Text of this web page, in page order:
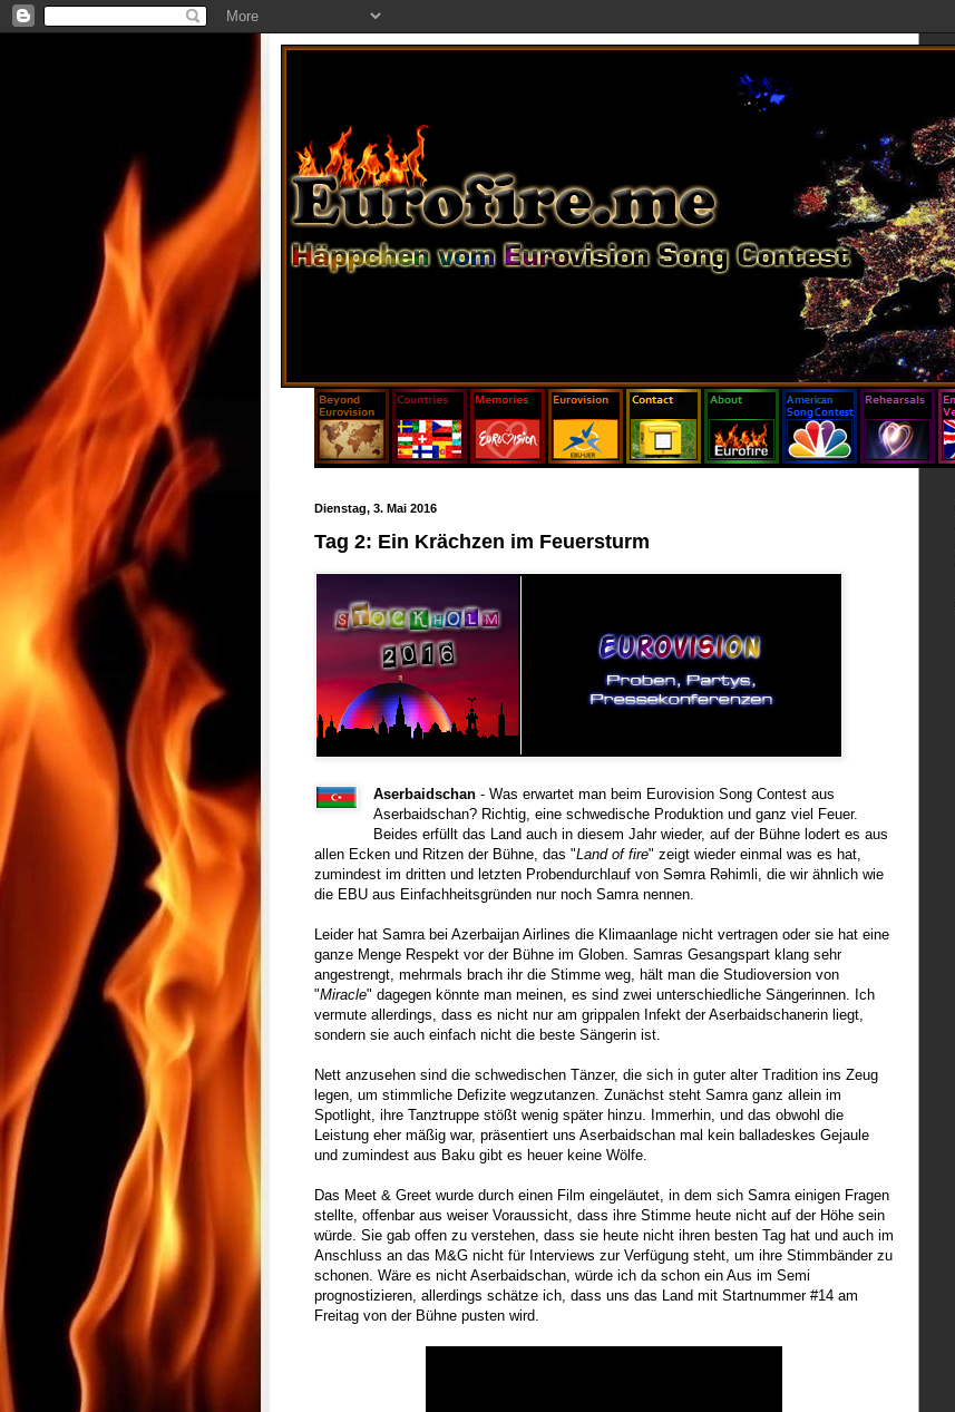
Dienstag, 3. Mai 2016
Tag 2: Ein Krächzen im Feuersturm
Aserbaidschan- Was erwartet man beim Eurovision Song Contest aus
Aserbaidschan? Richtig, eine schwedische Produktion und ganz viel Feuer.
Beides erfüllt das Land auch in diesem Jahr wieder, auf der Bühne lodert es aus
allen Ecken und Ritzen der Bühne, das "Land of fire" zeigt wieder einmal was es hat,
zumindest im dritten und letzten Probendurchlauf von Səmra Rəhimli, die wir ähnlich wie
die EBU aus Einfachheitsgründen nur noch Samra nennen.
Leider hat Samra bei Azerbaijan Airlines die Klimaanlage nicht vertragen oder sie hat eine
ganze Menge Respekt vor der Bühne im Globen. Samras Gesangspart klang sehr
angestrengt, mehrmals brach ihr die Stimme weg, hält man die Studioversion von
"Miracle" dagegen könnte man meinen, es sind zwei unterschiedliche Sängerinnen. Ich
vermute allerdings, dass es nicht nur am grippalen Infekt der Aserbaidschanerin liegt,
sondern sie auch einfach nicht die beste Sängerin ist.
Nett anzusehen sind die schwedischen Tänzer, die sich in guter alter Tradition ins Zeug
legen, um stimmliche Defizite wegzutanzen. Zunächst steht Samra ganz allein im
Spotlight, ihre Tanztruppe stößt wenig später hinzu. Immerhin, und das obwohl die
Leistung eher mäßig war, präsentiert uns Aserbaidschan mal kein balladeskes Gejaule
und zumindest aus Baku gibt es heuer keine Wölfe.
Das Meet & Greet wurde durch einen Film eingeläutet, in dem sich Samra einigen Fragen
stellte, offenbar aus weiser Voraussicht, dass ihre Stimme heute nicht auf der Höhe sein
würde. Sie gab offen zu verstehen, dass sie heute nicht ihren besten Tag hat und auch im
Anschluss an das M&G nicht für Interviews zur Verfügung steht, um ihre Stimmbänder zu
schonen. Wäre es nicht Aserbaidschan, würde ich da schon ein Aus im Semi
prognostizieren, allerdings schätze ich, dass uns das Land mit Startnummer #14 am
Freitag von der Bühne pusten wird.